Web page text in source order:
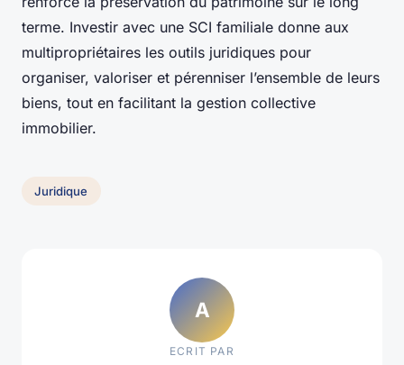
terme. Investir avec une SCI familiale donne aux
multipropriétaires les outils juridiques pour
organiser, valoriser et pérenniser l’ensemble de leurs
biens, tout en facilitant la gestion collective
immobilier.
Juridique
A
ECRIT PAR